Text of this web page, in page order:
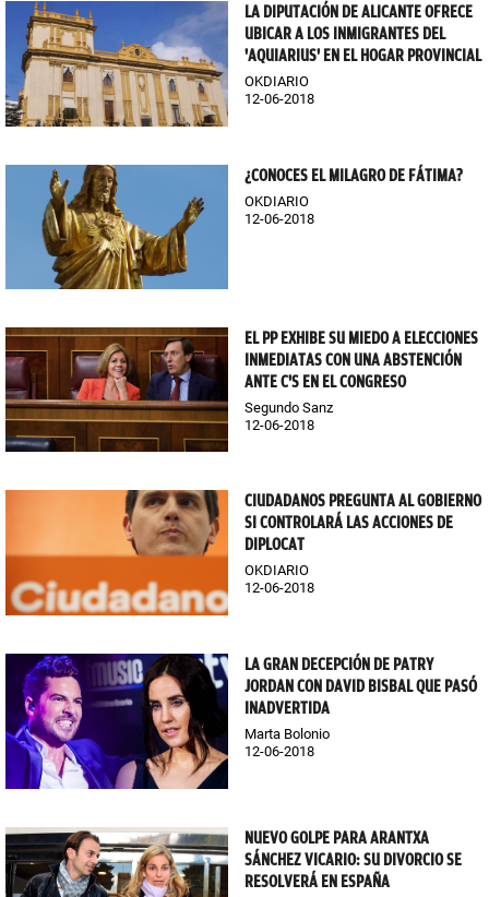
LA DIPUTACIÓN DE ALICANTE OFRECE
UBICAR A LOS INMIGRANTES DEL
'AQUIARIUS' EN EL HOGAR PROVINCIAL
OKDIARIO
12-06-2018
¿CONOCES EL MILAGRO DE FÁTIMA?
OKDIARIO
12-06-2018
EL PP EXHIBE SU MIEDO A ELECCIONES
INMEDIATAS CON UNA ABSTENCIÓN
ANTE C'S EN EL CONGRESO
Segundo Sanz
12-06-2018
CIUDADANOS PREGUNTA AL GOBIERNO
SI CONTROLARÁ LAS ACCIONES DE
DIPLOCAT
OKDIARIO
12-06-2018
LA GRAN DECEPCIÓN DE PATRY
JORDAN CON DAVID BISBAL QUE PASÓ
INADVERTIDA
Marta Bolonio
12-06-2018
NUEVO GOLPE PARA ARANTXA
SÁNCHEZ VICARIO: SU DIVORCIO SE
RESOLVERÁ EN ESPAÑA